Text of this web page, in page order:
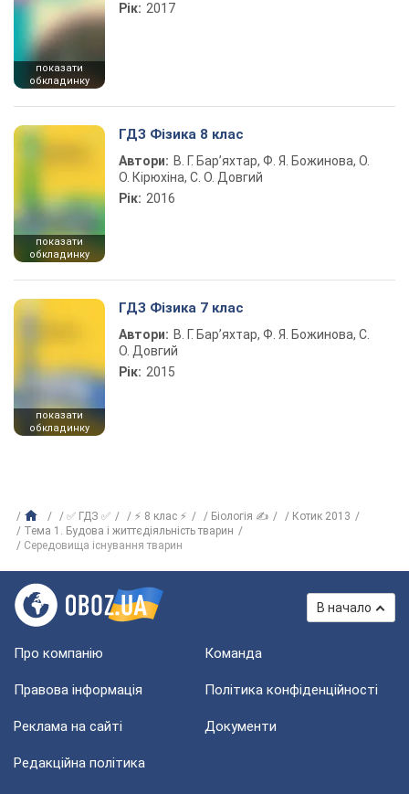
показати
обкладинку
Рік: 2017
показати
обкладинку
ГДЗ Фізика 8 клас
Автори: В. Г. Бар’яхтар, Ф. Я. Божинова, О.
О. Кірюхіна, С. О. Довгий
Рік: 2016
показати
обкладинку
ГДЗ Фізика 7 клас
Автори: В. Г. Бар’яхтар, Ф. Я. Божинова, С.
О. Довгий
Рік: 2015
✅ ГДЗ ✅ ⚡ 8 клас ⚡ Біологія ✍
Котик 2013
Тема 1. Будова і життєдіяльність тварин
Середовища існування тварин
В начало
Про компанію Команда
Правова інформація Політика конфіденційності
Реклама на сайті Документи
Редакційна політика